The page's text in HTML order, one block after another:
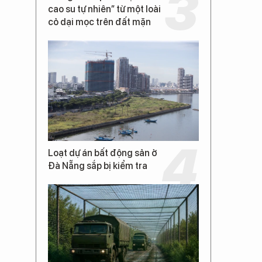
cao su tự nhiên” từ một loài
cỏ dại mọc trên đất mặn
Loạt dự án bất động sản ở
Đà Nẵng sắp bị kiểm tra